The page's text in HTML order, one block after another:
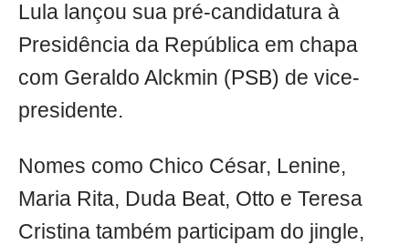
Lula lançou sua pré-candidatura à
Presidência da República em chapa
com Geraldo Alckmin (PSB) de vice-
presidente.
Nomes como Chico César, Lenine,
Maria Rita, Duda Beat, Otto e Teresa
Cristina também participam do jingle,